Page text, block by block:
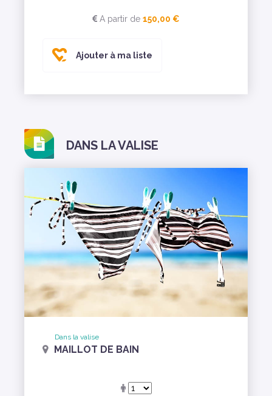
A partir de 150,00 €
Ajouter à ma liste
DANS LA VALISE
Dans la valise
MAILLOT DE BAIN